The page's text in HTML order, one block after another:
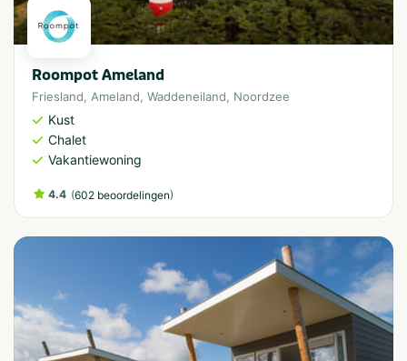
Roompot Ameland
Friesland, Ameland, Waddeneiland, Noordzee
Kust
Chalet
Vakantiewoning
4.4 (602 beoordelingen)